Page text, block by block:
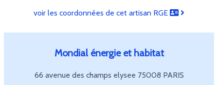
voir les coordonnées de cet artisan RGE
Mondial énergie et habitat
66 avenue des champs elysee 75008 PARIS